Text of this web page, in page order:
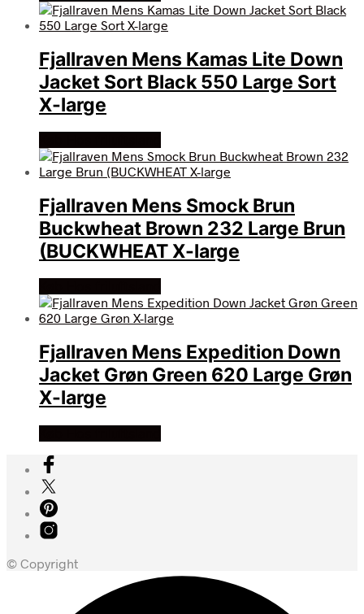
Fjallraven Mens Kamas Lite Down
Jacket Sort Black 550 Large Sort
X-large
Fjallraven Mens Smock Brun
Buckwheat Brown 232 Large Brun
(BUCKWHEAT X-large
Fjallraven Mens Expedition Down
Jacket Grøn Green 620 Large Grøn
X-large
© Copyright